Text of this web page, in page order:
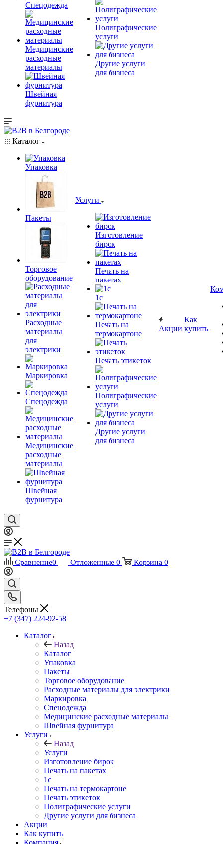
Спецодежда
Медицинские
расходные
материалы
Швейная
фурнитура
Полиграфические
услуги
Другие услуги
для бизнеса
Каталог
Упаковка
Пакеты
Торговое
оборудование
Расходные
материалы
для
электрики
Маркировка
Спецодежда
Медицинские
расходные
материалы
Швейная
фурнитура
Услуги
Изготовление
бирок
Печать на
пакетах
1c
Печать на
термокартоне
Печать этикеток
Полиграфические
услуги
Другие услуги
для бизнеса
Акции
Как
купить
Сравнение0 Отложенные 0 Корзина 0
Телефоны
+7 (347) 224-92-58
Каталог
Назад
Каталог
Упаковка
Пакеты
Торговое оборудование
Расходные материалы для электрики
Маркировка
Спецодежда
Медицинские расходные материалы
Швейная фурнитура
Услуги
Назад
Услуги
Изготовление бирок
Печать на пакетах
1c
Печать на термокартоне
Печать этикеток
Полиграфические услуги
Другие услуги для бизнеса
Акции
Как купить
Компания